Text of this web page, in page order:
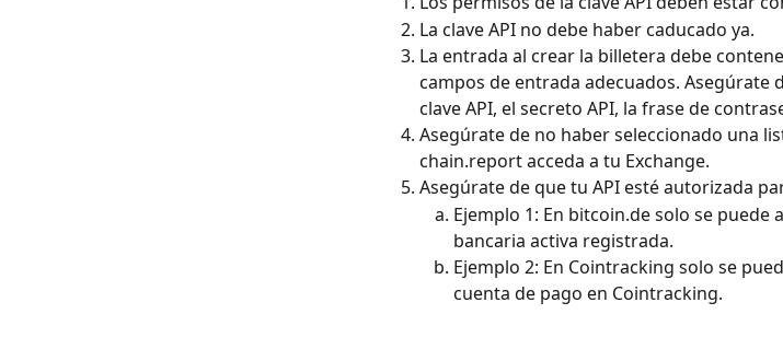
La clave API no debe haber caducado ya.
La entrada al crear la billetera debe
campos de entrada adecuados. Asegúrate
clave API, el secreto API, la frase de
Asegúrate de no haber seleccionado una
chain.report acceda a tu Exchange.
Asegúrate de que tu API esté autorizada
Ejemplo 1: En bitcoin.de solo se puede
bancaria activa registrada.
Ejemplo 2: En Cointracking solo se
cuenta de pago en Cointracking.